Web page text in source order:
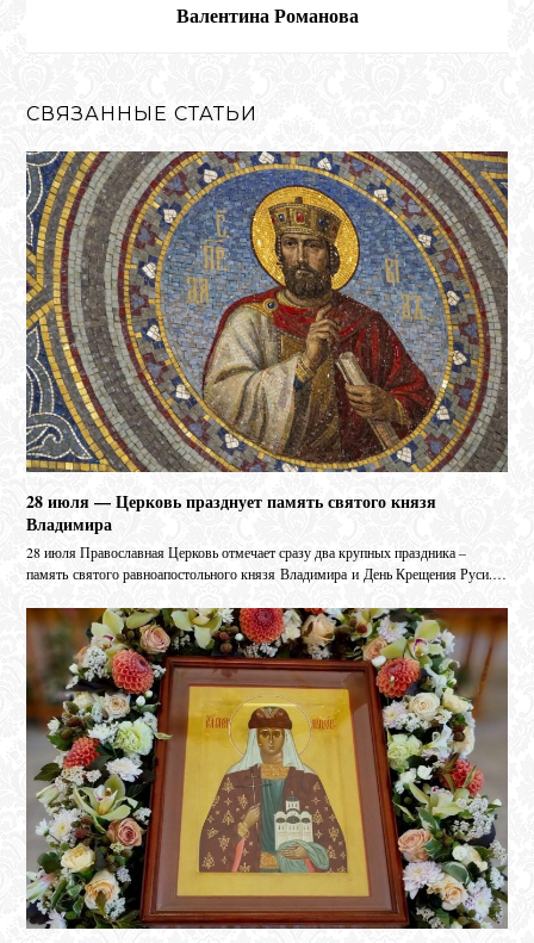
Валентина Романова
СВЯЗАННЫЕ СТАТЬИ
28 июля — Церковь празднует память святого князя
Владимира
28 июля Православная Церковь отмечает сразу два крупных праздника –
память святого равноапостольного князя Владимира и День Крещения Руси.…